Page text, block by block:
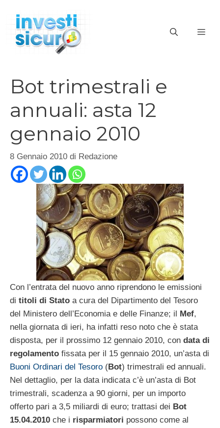
contenuto
Bot trimestrali e
annuali: asta 12
gennaio 2010
8 Gennaio 2010 di Redazione
Con l’entrata del nuovo anno riprendono le emissioni
di titoli di Stato a cura del Dipartimento del Tesoro
del Ministero dell’Economia e delle Finanze; il
Mef,
nella giornata di ieri, ha infatti reso noto che è stata
disposta, per il prossimo 12 gennaio 2010, con data di
regolamento fissata per il 15 gennaio 2010, un’asta di
Buoni Ordinari del Tesoro (Bot) trimestrali ed annuali.
Nel dettaglio, per la data indicata c’è un’asta di Bot
trimestrali, scadenza a 90 giorni, per un importo
offerto pari a 3,5 miliardi di euro; trattasi dei Bot
15.04.2010 che i risparmiatori possono come al